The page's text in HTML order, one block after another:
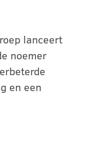
lanceert
noemer
en een